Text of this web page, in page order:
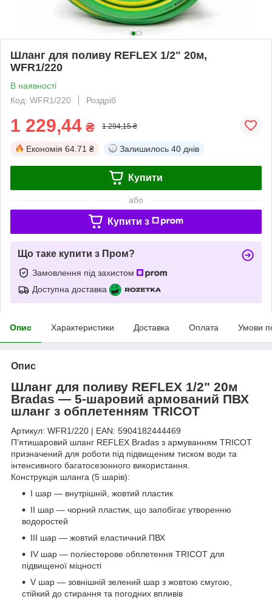
Шланг для поливу REFLEX 1/2" 20м,
WFR1/220
В наявності
Код: WFR1/220
Роздріб
1 229,44 ₴ 1 294,15 ₴
Економія 64.71 ₴ Залишилось 40 днів
Купити
або
Купити з
Що таке купити з Пром?
Замовлення під захистом
Доступна доставка
Опис Характеристики Доставка Оплата Умови
Опис
Шланг для поливу REFLEX 1/2" 20м
Bradas — 5-шаровий армований ПВХ
шланг з обплетенням TRICOT
Артикул: WFR1/220 | EAN: 5904182444469
П’ятишаровий шланг REFLEX Bradas з армуванням TRICOT
призначений для роботи під підвищеним тиском води та
інтенсивного багатосезонного використання.
Конструкція шланга (5 шарів):
I шар — внутрішній, жовтий пластик
II шар — чорний пластик, що запобігає утворенню
водоростей
III шар — жовтий еластичний ПВХ
IV шар — поліестерове обплетення TRICOT для
підвищеної міцності
V шар — зовнішній зелений шар з жовтою смугою,
стійкий до стирання та погодних впливів